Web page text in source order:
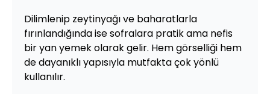
Dilimlenip zeytinyağı ve baharatlarla
fırınlandığında ise sofralara pratik ama nefis
bir yan yemek olarak gelir. Hem görselliği hem
de dayanıklı yapısıyla mutfakta çok yönlü
kullanılır.